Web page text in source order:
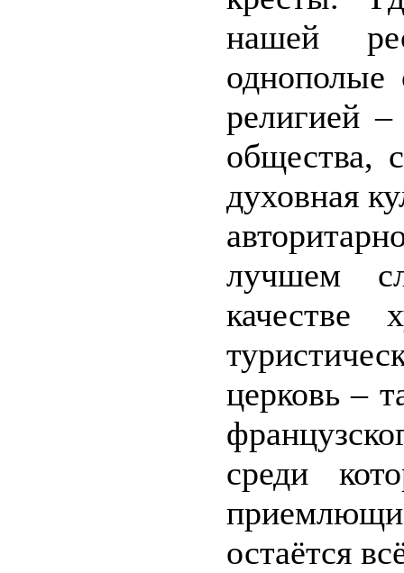
нашей
религией –
общества,
духовная
лучшем
качестве
церковь –
среди
остаётся